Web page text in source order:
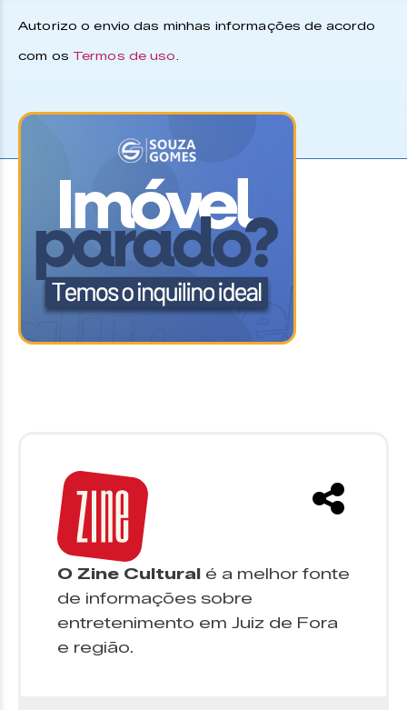
Autorizo o envio das minhas informações de acordo
com os Termos de uso.
O Zine Cultural é a melhor fonte
de informações sobre
entretenimento em Juiz de Fora
e região.